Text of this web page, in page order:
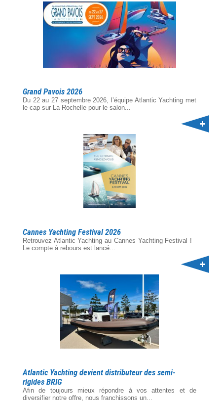
Grand Pavois 2026
Du 22 au 27 septembre 2026, l’équipe Atlantic Yachting met
le cap sur La Rochelle pour le salon...
Cannes Yachting Festival 2026
Retrouvez Atlantic Yachting au Cannes Yachting Festival !
Le compte à rebours est lancé...
Atlantic Yachting devient distributeur des semi-
rigides BRIG
Afin de toujours mieux répondre à vos attentes et de
diversifier notre offre, nous franchissons un...